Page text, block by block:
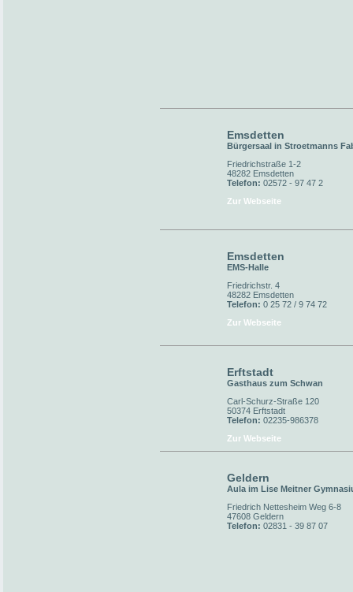
Emsdetten
Bürgersaal in Stroetmanns
Friedrichstraße 1-2
48282 Emsdetten
Telefon: 02572 - 97 47 2
Zur Webseite
Emsdetten
EMS-Halle
Friedrichstr. 4
48282 Emsdetten
Telefon: 0 25 72 / 9 74 72
Zur Webseite
Erftstadt
Gasthaus zum Schwan
Carl-Schurz-Straße 120
50374 Erftstadt
Telefon: 02235-986378
Zur Webseite
Geldern
Aula im Lise Meitner
Friedrich Nettesheim Weg 6-8
47608 Geldern
Telefon: 02831 - 39 87 07